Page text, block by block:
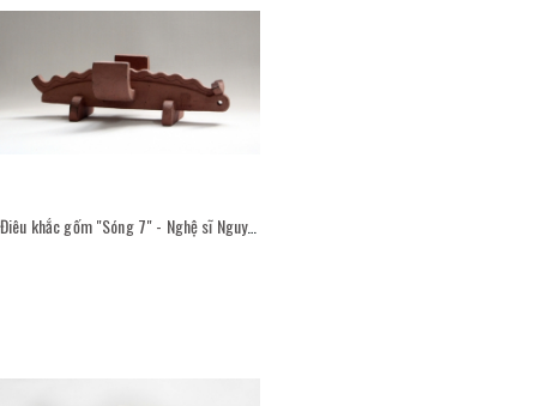
Điêu khắc gốm "Sóng 7" - Nghệ sĩ Nguyễn Viết Thắng